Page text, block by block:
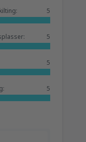
5
5
5
5